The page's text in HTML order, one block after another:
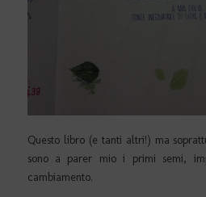
Questo libro (e tanti altri!) ma
sono a parer mio i primi semi,
cambiamento.